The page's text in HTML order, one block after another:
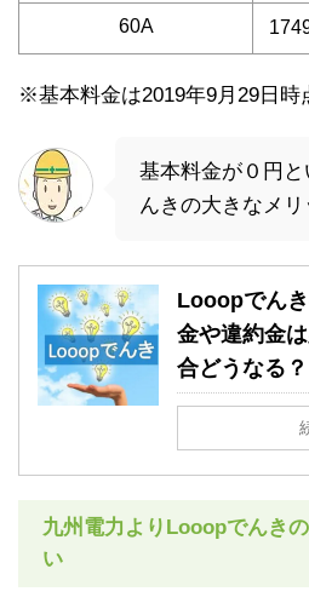
60A
※基本料金は2019年9月29日時
基本料金が０円
んきの大きなメリ
Looopでん
金や違約金
合どうなる？
九州電力よりLooopでんき
い